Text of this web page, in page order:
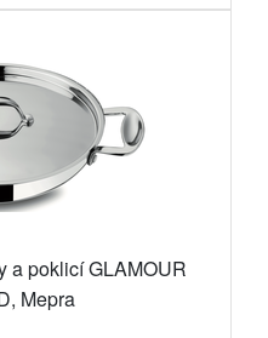
a poklicí GLAMOUR
Mepra